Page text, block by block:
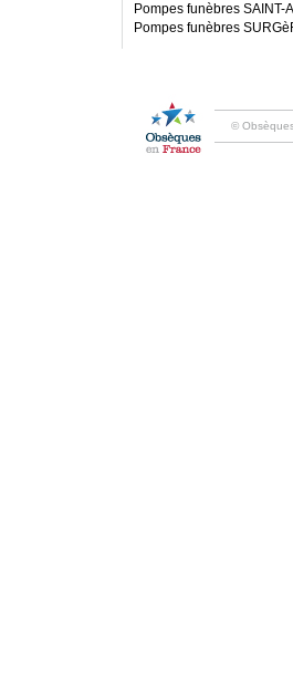
Pompes funèbres SAINT-
Pompes funèbres
©